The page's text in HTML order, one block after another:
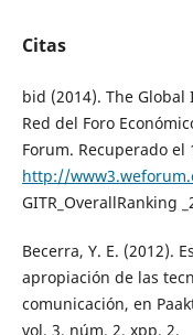
Citas
bid (2014). The
Red del Foro
Forum. Recuperado el
http://
GITR_OverallRanking
Becerra, Y. E. (2012).
apropiación de las
comunicación, en
vol. 3, núm. 2, xpp. 2.